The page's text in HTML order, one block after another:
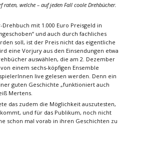
raten, welche – auf jeden Fall coole Drehbücher.
mit 1.000 Euro Preisgeld in
und auch durch fachliches
soll, ist der Preis nicht das eigentliche
eine Vorjury aus den Einsendungen etwa
auswählen, die am 2. Dezember
einem sechs-köpfigen Ensemble
live gelesen werden. Denn ein
guten Geschichte „funktioniert auch
Mertens.
das zudem die Möglichkeit auszutesten,
und für das Publikum, noch nicht
schon mal vorab in ihren Geschichten zu